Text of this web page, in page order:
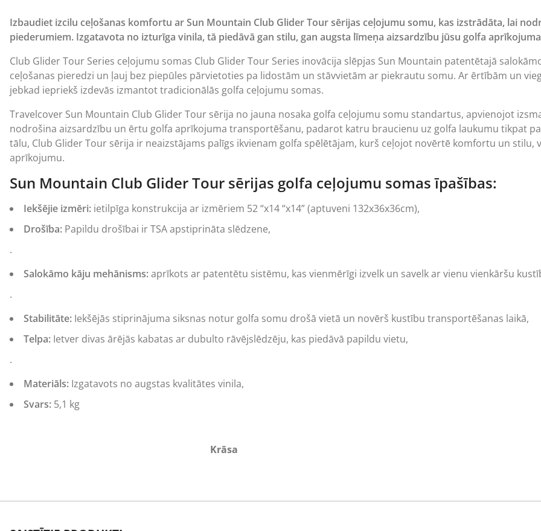
Izbaudiet izcilu ceļošanas komfortu ar Sun Mountain Club Glider Tour sērijas ceļojumu somu, kas izstrādāta, lai
piederumiem. Izgatavota no izturīga vinila, tā piedāvā gan stilu, gan augsta līmeņa aizsardzību jūsu golfa
Club Glider Tour Series ceļojumu somas Club Glider Tour Series inovācija slēpjas Sun Mountain patentētajā
ceļošanas pieredzi un ļauj bez piepūles pārvietoties pa lidostām un stāvvietām ar piekrautu somu. Ar ērtībām un
jebkad iepriekš izdevās izmantot tradicionālās golfa ceļojumu somas.
Travelcover Sun Mountain Club Glider Tour sērija no jauna nosaka golfa ceļojumu somu standartus, apvienojot
nodrošina aizsardzību un ērtu golfa aprīkojuma transportēšanu, padarot katru braucienu uz golfa laukumu tikpat
tālu, Club Glider Tour sērija ir neaizstājams palīgs ikvienam golfa spēlētājam, kurš ceļojot novērtē komfortu un stilu,
aprīkojumu.
Sun Mountain Club Glider Tour sērijas golfa ceļojumu somas īpašības:
Iekšējie izmēri: ietilpīga konstrukcija ar izmēriem 52 “x14 “x14” (aptuveni 132x36x36cm),
Drošība: Papildu drošībai ir TSA apstiprināta slēdzene,
.
Salokāmo kāju mehānisms:aprīkots ar patentētu sistēmu, kas vienmērīgi izvelk un savelk ar vienu vienkāršu
.
Stabilitāte: Iekšējās stiprinājuma siksnas notur golfa somu drošā vietā un novērš kustību transportēšanas laikā,
Telpa: Ietver divas ārējās kabatas ar dubulto rāvējslēdzēju, kas piedāvā papildu vietu,
.
Materiāls: Izgatavots no augstas kvalitātes vinila,
Svars: 5,1 kg
Krāsa